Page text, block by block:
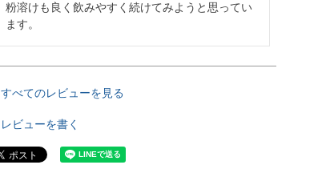
粉溶けも良く飲みやすく続けてみようと思ってい
ます。
すべてのレビューを見る
レビューを書く